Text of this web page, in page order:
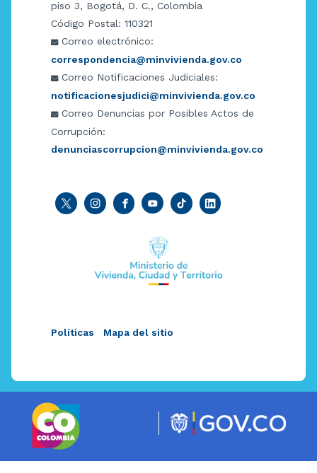
piso 3, Bogotá, D. C., Colombia
Código Postal: 110321
Correo electrónico:
correspondencia@minvivienda.gov.co
Correo Notificaciones Judiciales:
notificacionesjudici@minvivienda.gov.co
Correo Denuncias por Posibles Actos de
Corrupción:
denunciascorrupcion@minvivienda.gov.co
Políticas Mapa del sitio